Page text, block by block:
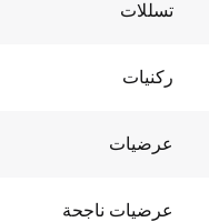
تسللات
ركنيات
عرضيات
عرضيات ناجحة